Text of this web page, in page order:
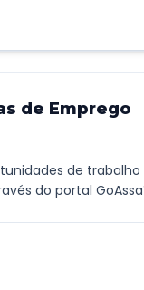
de Emprego
de trabalho
do portal